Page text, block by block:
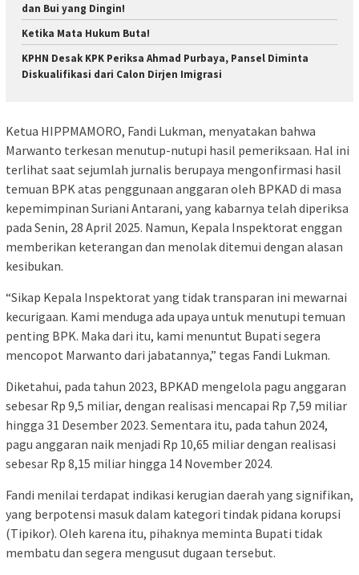
dan Bui yang Dingin!
Ketika Mata Hukum Buta!
KPHN Desak KPK Periksa Ahmad Purbaya, Pansel Diminta
Diskualifikasi dari Calon Dirjen Imigrasi
Ketua HIPPMAMORO, Fandi Lukman, menyatakan bahwa
Marwanto terkesan menutup-nutupi hasil pemeriksaan. Hal ini
terlihat saat sejumlah jurnalis berupaya mengonfirmasi hasil
temuan BPK atas penggunaan anggaran oleh BPKAD di masa
kepemimpinan Suriani Antarani, yang kabarnya telah diperiksa
pada Senin, 28 April 2025. Namun, Kepala Inspektorat enggan
memberikan keterangan dan menolak ditemui dengan alasan
kesibukan.
“Sikap Kepala Inspektorat yang tidak transparan ini mewarnai
kecurigaan. Kami menduga ada upaya untuk menutupi temuan
penting BPK. Maka dari itu, kami menuntut Bupati segera
mencopot Marwanto dari jabatannya,” tegas Fandi Lukman.
Diketahui, pada tahun 2023, BPKAD mengelola pagu anggaran
sebesar Rp 9,5 miliar, dengan realisasi mencapai Rp 7,59 miliar
hingga 31 Desember 2023. Sementara itu, pada tahun 2024,
pagu anggaran naik menjadi Rp 10,65 miliar dengan realisasi
sebesar Rp 8,15 miliar hingga 14 November 2024.
Fandi menilai terdapat indikasi kerugian daerah yang signifikan,
yang berpotensi masuk dalam kategori tindak pidana korupsi
(Tipikor). Oleh karena itu, pihaknya meminta Bupati tidak
membatu dan segera mengusut dugaan tersebut.